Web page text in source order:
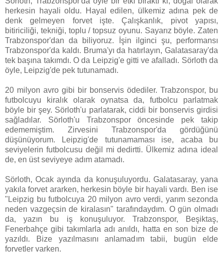
herkesin hayali oldu. Hayal edilen, ülkemiz adına pek de
denk gelmeyen forvet işte. Çalışkanlık, pivot yapısı,
bitiriciliği, tekniği, toplu / topsuz oyunu. Sayarız böyle. Zaten
Trabzonspor'dan da biliyoruz. İşin ilginci şu, performansı
Trabzonspor'da kaldı. Bruma'yı da hatırlayın, Galatasaray'da
tek başına takımdı. O da Leipzig'e gitti ve afalladı. Sörloth da
öyle, Leipzig'de pek tutunamadı.
20 milyon avro gibi bir bonservis ödediler. Trabzonspor, bu
futbolcuyu kiralık olarak oynatsa da, futbolcu parlatmak
böyle bir şey. Sörloth'u parlatarak, ciddi bir bonservis girdisi
sağladılar. Sörloth'u Trabzonspor öncesinde pek takip
edememiştim. Zirvesini Trabzonspor'da gördüğünü
düşünüyorum. Leipzig'de tutunamaması ise, acaba bu
seviyelerin futbolcusu değil mi dedirtti. Ülkemiz adına ideal
de, en üst seviyeye adım atamadı.
Sörloth, Ocak ayında da konuşuluyordu. Galatasaray, yana
yakıla forvet ararken, herkesin böyle bir hayali vardı. Ben ise
"Leipzig bu futbolcuya 20 milyon avro verdi, yarım sezonda
neden vazgeçsin de kiralasın" tarafındaydım. O gün olmadı
da, yazın bu iş konuşuluyor. Trabzonspor, Beşiktaş,
Fenerbahçe gibi takımlarla adı anıldı, hatta en son bize de
yazıldı. Bize yazılmasını anlamadım tabii, bugün elde
forvetler varken.